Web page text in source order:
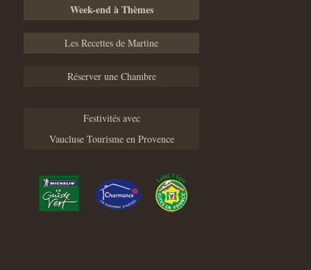
Week-end à Thèmes
Les Recettes de Martine
Réserver une Chambre
Festivités avec
Vaucluse Tourisme en Provence